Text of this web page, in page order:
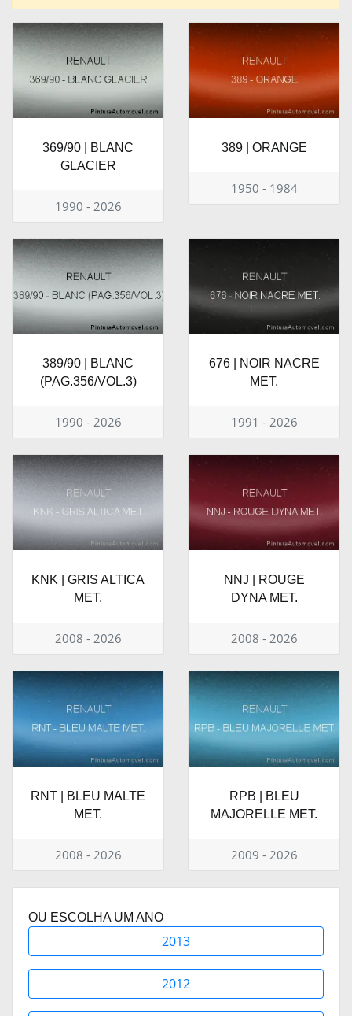
369/90 | BLANC
GLACIER
1990 - 2026
389 | ORANGE
1950 - 1984
389/90 | BLANC
(PAG.356/VOL.3)
1990 - 2026
676 | NOIR NACRE
MET.
1991 - 2026
KNK | GRIS ALTICA
MET.
2008 - 2026
NNJ | ROUGE
DYNA MET.
2008 - 2026
RNT | BLEU MALTE
MET.
2008 - 2026
RPB | BLEU
MAJORELLE MET.
2009 - 2026
OU ESCOLHA UM ANO
2013
2012